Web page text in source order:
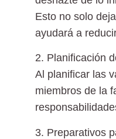
Esto no solo
ayudará a
2. Planificación
Al planificar las
miembros de la
3. Preparativos